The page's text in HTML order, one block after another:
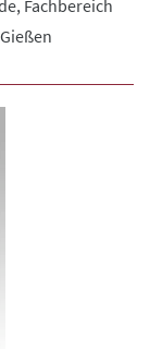
Fachbereich